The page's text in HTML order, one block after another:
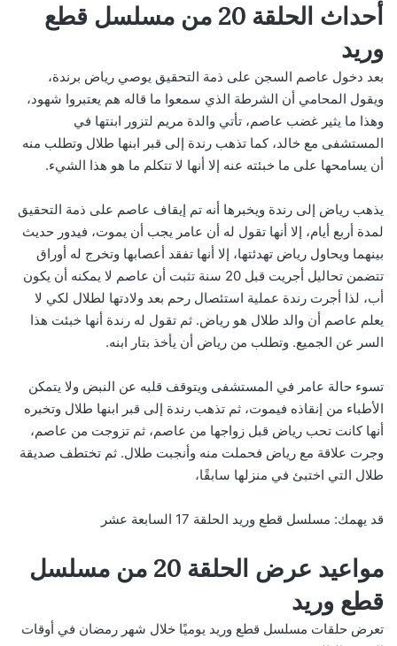
أحداث الحلقة 20 من مسلسل قطع
وريد
بعد دخول عاصم السجن على ذمة التحقيق يوصي رياض برندة،
ويقول المحامي أن الشرطة الذي سمعوا ما قاله هم يعتبروا شهود،
وهذا ما يثير غضب عاصم، تأتي والدة مريم لتزور ابنتها في
المستشفى مع خالد، كما تذهب رندة إلى قبر ابنها طلال وتطلب منه
أن يسامحها على ما خبئته عنه إلا أنها لا تتكلم ما هو هذا الشيء.
يذهب رياض إلى رندة ويخبرها أنه تم إيقاف عاصم على ذمة التحقيق
لمدة أربع أيام، إلا أنها تقول له أن عامر يجب أن يموت، فيدور حديث
بينهما ويحاول رياض تهدئتها، إلا أنها تفقد أعصابها وتخرج له أوراق
تتضمن تحاليل أجريت قبل 20 سنة تثبت أن عاصم لا يمكنه أن يكون
أب، لذا أجرت رندة عملية استئصال رحم بعد ولادتها لطلال لكي لا
يعلم عاصم أن والد طلال هو رياض. ثم تقول له رندة أنها خبئت هذا
السر عن الجميع. وتطلب من رياض أن يأخذ بتار ابنه.
تسوء حالة عامر في المستشفى ويتوقف قلبه عن النبض ولا يتمكن
الأطباء من إنقاذه فيموت، ثم تذهب رندة إلى قبر ابنها طلال وتخبره
أنها كانت تحب رياض قبل زواجها من عاصم، ثم تزوجت من عاصم،
وجرت علاقة مع رياض فحملت منه وأنجبت طلال. ثم تختطف صديقة
طلال التي اختبئ في منزلها سابقًا،
قد يهمك: مسلسل قطع وريد الحلقة 17 السابعة عشر
مواعيد عرض الحلقة 20 من مسلسل
قطع وريد
تعرض حلقات مسلسل قطع وريد يوميًا خلال شهر رمضان في أوقات